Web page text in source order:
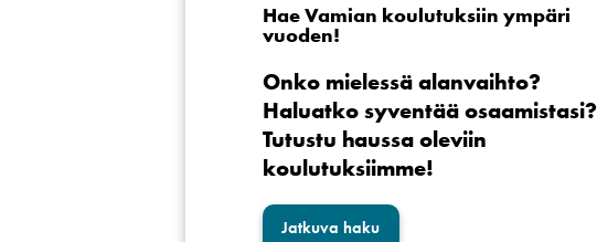
Hae Vamian koulutuksiin ympäri
vuoden!
Onko mielessä alanvaihto?
Haluatko syventää osaamistasi?
Tutustu haussa oleviin
koulutuksiimme!
Jatkuva haku